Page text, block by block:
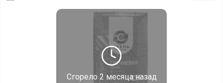
Сгорело 2 месяца назад